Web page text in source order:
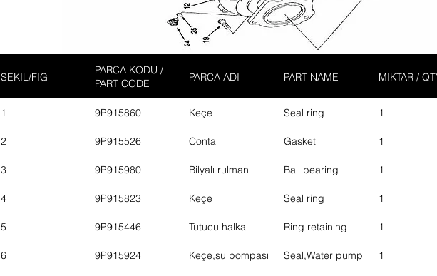
SEKIL/FIG
PARCA KODU /
PART CODE
PARCA ADI PART NAME MIKTAR /
1 9P915860 Keçe Seal ring 1
2 9P915526 Conta Gasket 1
3 9P915980 Bilyalı rulman Ball bearing 1
4 9P915823 Keçe Seal ring 1
5 9P915446 Tutucu halka Ring retaining 1
6 9P915924 Keçe,su pompası Seal,Water pump 1